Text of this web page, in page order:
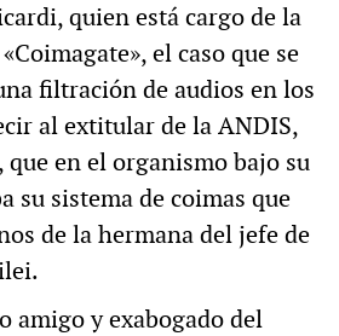
quien está cargo de la
el caso que se
filtración de audios en los
al extitular de la ANDIS,
que en el organismo bajo su
su sistema de coimas que
de la hermana del jefe de
amigo y exabogado del